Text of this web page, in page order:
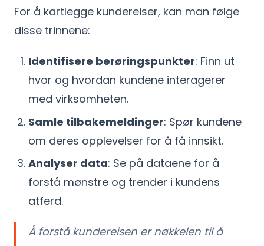
For å kartlegge kundereiser, kan man følge
disse trinnene:
Identifisere berøringspunkter: Finn ut
hvor og hvordan kundene interagerer
med virksomheten.
Samle tilbakemeldinger: Spør kundene
om deres opplevelser for å få innsikt.
Analyser data: Se på dataene for å
forstå mønstre og trender i kundens
atferd.
Å forstå kundereisen er nøkkelen til å